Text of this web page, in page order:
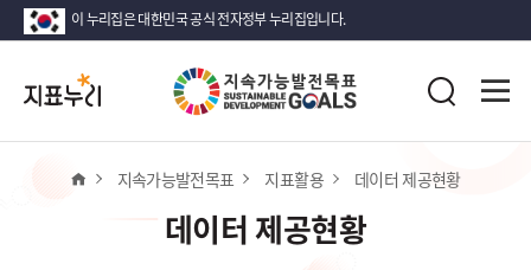
이 누리집은 대한민국 공식 전자정부 누리집입니다.
지
표
누
검
홈 지속가능발전목표 지표활용 데이터 제공현황
데이터 제공현황